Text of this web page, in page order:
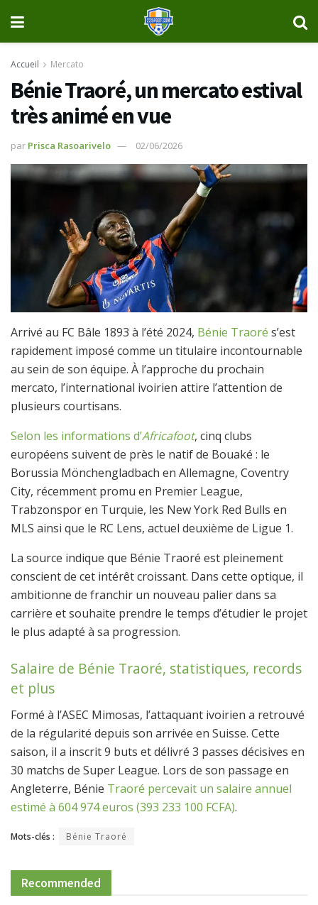
Accueil Mercato
Bénie Traoré, un mercato estival
très animé en vue
par Prisca Rasoarivelo 02/06/2026
Arrivé au FC Bâle 1893 à l’été 2024, Bénie Traoré s’est
rapidement imposé comme un titulaire incontournable
au sein de son équipe. À l’approche du prochain
mercato, l’international ivoirien attire l’attention de
plusieurs courtisans.
Selon les informations d’Africafoot, cinq clubs
européens suivent de près le natif de Bouaké : le
Borussia Mönchengladbach en Allemagne, Coventry
City, récemment promu en Premier League,
Trabzonspor en Turquie, les New York Red Bulls en
MLS ainsi que le RC Lens, actuel deuxième de Ligue 1.
La source indique que Bénie Traoré est pleinement
conscient de cet intérêt croissant. Dans cette optique, il
ambitionne de franchir un nouveau palier dans sa
carrière et souhaite prendre le temps d’étudier le projet
le plus adapté à sa progression.
Salaire de Bénie Traoré, statistiques, records
et plus
Formé à l’ASEC Mimosas, l’attaquant ivoirien a retrouvé
de la régularité depuis son arrivée en Suisse. Cette
saison, il a inscrit 9 buts et délivré 3 passes décisives en
30 matchs de Super League. Lors de son passage en
Angleterre, Bénie Traoré percevait un salaire annuel
estimé à 604 974 euros (393 233 100 FCFA).
Mots-clés : Bénie Traoré
Recommended